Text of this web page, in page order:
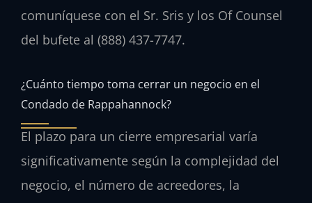
comuníquese con el Sr. Sris y los Of Counsel
del bufete al (888) 437-7747.
¿Cuánto tiempo toma cerrar un negocio en el
Condado de Rappahannock?
El plazo para un cierre empresarial varía
significativamente según la complejidad del
negocio, el número de acreedores, la